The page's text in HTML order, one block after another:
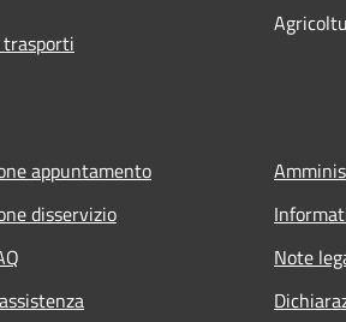
appuntamento
disservizio
Note